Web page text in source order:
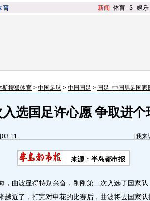
新闻 -体育-S-娱乐
斯搜狐体育 > 中国足球 > 中国国足 > 国足_中国男足国家
选国足许心愿 争取进
03:11 [我来
来源：半岛都市报
曲波显得特别兴奋，刚刚第二次入选了国家队
越近了，打完对申花的比赛后，曲波将去国家